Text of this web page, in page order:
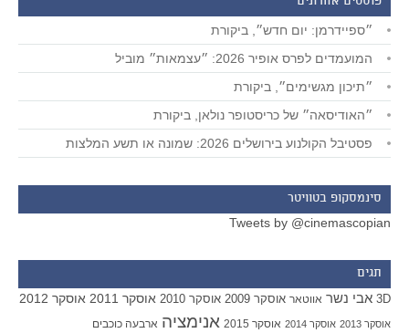
״ספיידרמן: יום חדש״, ביקורת
המועמדים לפרס אופיר 2026: ״עצמאות״ מוביל
״תיכון מגשימים״, ביקורת
״האודיסאה״ של כריסטופר נולאן, ביקורת
פסטיבל הקולנוע בירושלים 2026: שמונה או תשע המלצות
סינמסקופ בטוויטר
Tweets by @cinemascopian
תגים
3D אבי נשר אווטאר אוסקר 2009 אוסקר 2010 אוסקר 2011 אוסקר 2012
אוסקר 2013 אוסקר 2014 אוסקר 2015 אנימציה ארבעה כוכבים